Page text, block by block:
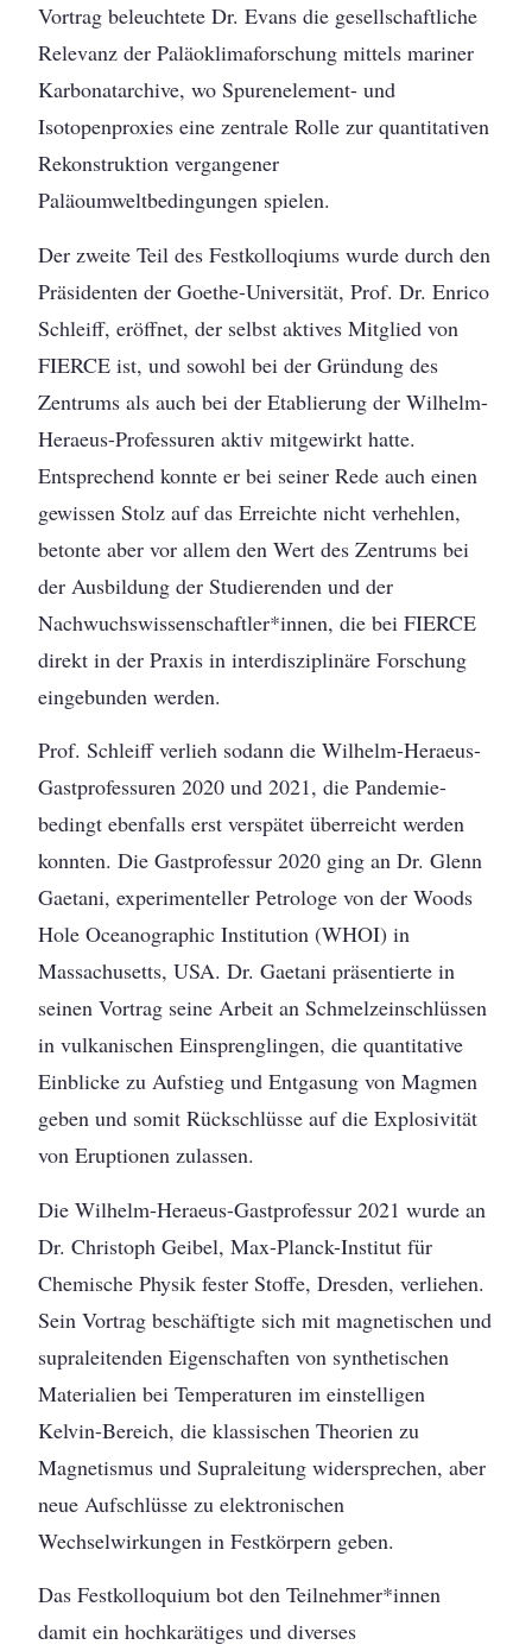
Vortrag beleuchtete Dr. Evans die gesellschaftliche
Relevanz der Paläoklimaforschung mittels mariner
Karbonatarchive, wo Spurenelement- und
Isotopenproxies eine zentrale Rolle zur quantitativen
Rekonstruktion vergangener
Paläoumweltbedingungen spielen.
Der zweite Teil des Festkolloqiums wurde durch den
Präsidenten der Goethe-Universität, Prof. Dr. Enrico
Schleiff, eröffnet, der selbst aktives Mitglied von
FIERCE ist, und sowohl bei der Gründung des
Zentrums als auch bei der Etablierung der Wilhelm-
Heraeus-Professuren aktiv mitgewirkt hatte.
Entsprechend konnte er bei seiner Rede auch einen
gewissen Stolz auf das Erreichte nicht verhehlen,
betonte aber vor allem den Wert des Zentrums bei
der Ausbildung der Studierenden und der
Nachwuchswissenschaftler*innen, die bei FIERCE
direkt in der Praxis in interdisziplinäre Forschung
eingebunden werden.
Prof. Schleiff verlieh sodann die Wilhelm-Heraeus-
Gastprofessuren 2020 und 2021, die Pandemie-
bedingt ebenfalls erst verspätet überreicht werden
konnten. Die Gastprofessur 2020 ging an Dr. Glenn
Gaetani, experimenteller Petrologe von der Woods
Hole Oceanographic Institution (WHOI) in
Massachusetts, USA. Dr. Gaetani präsentierte in
seinen Vortrag seine Arbeit an Schmelzeinschlüssen
in vulkanischen Einsprenglingen, die quantitative
Einblicke zu Aufstieg und Entgasung von Magmen
geben und somit Rückschlüsse auf die Explosivität
von Eruptionen zulassen.
Die Wilhelm-Heraeus-Gastprofessur 2021 wurde an
Dr. Christoph Geibel, Max-Planck-Institut für
Chemische Physik fester Stoffe, Dresden, verliehen.
Sein Vortrag beschäftigte sich mit magnetischen und
supraleitenden Eigenschaften von synthetischen
Materialien bei Temperaturen im einstelligen
Kelvin-Bereich, die klassischen Theorien zu
Magnetismus und Supraleitung widersprechen, aber
neue Aufschlüsse zu elektronischen
Wechselwirkungen in Festkörpern geben.
Das Festkolloquium bot den Teilnehmer*innen
damit ein hochkarätiges und diverses